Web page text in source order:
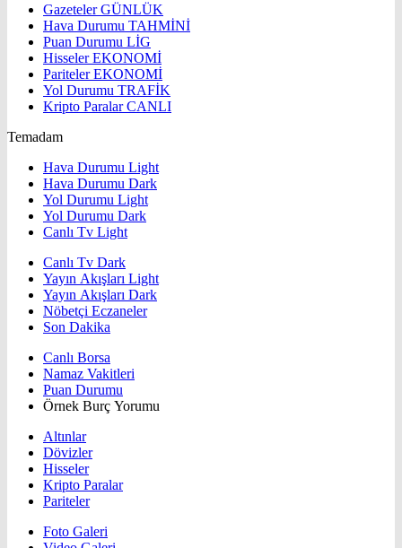
GazetelerGÜNLÜK
Hava Durumu TAHMİNİ
Puan Durumu LİG
HisselerEKONOMİ
ParitelerEKONOMİ
Yol Durumu TRAFİK
Kripto ParalarCANLI
Temadam
Hava Durumu Light
Hava Durumu Dark
Yol Durumu Light
Yol Durumu Dark
Canlı Tv Light
Canlı Tv Dark
Yayın Akışları Light
Yayın Akışları Dark
Nöbetçi Eczaneler
Son Dakika
Canlı Borsa
Namaz Vakitleri
Puan Durumu
Örnek Burç Yorumu
Altınlar
Dövizler
Hisseler
Kripto Paralar
Pariteler
Foto Galeri